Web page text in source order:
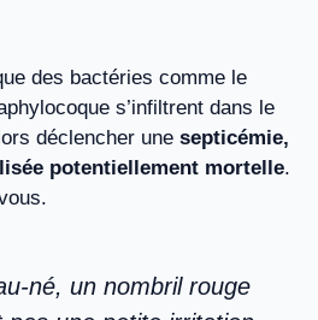
des bactéries comme le
s’infiltrent dans le
déclencher une septicémie,
potentiellement mortelle.
né, un nombril rouge